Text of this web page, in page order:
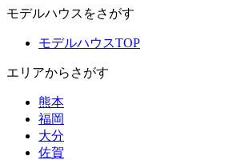
モデルハウスをさがす
モデルハウスTOP
エリアからさがす
熊本
福岡
大分
佐賀